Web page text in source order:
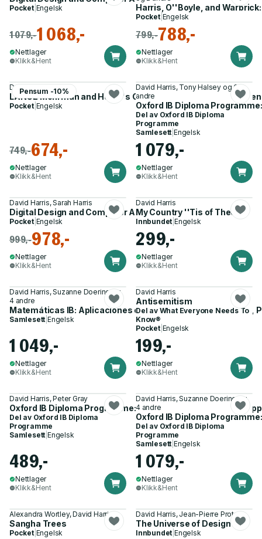
Pocket| Engelsk
1 079,-1 068,-
Nettlager
Klikk&Hent
Harris, O''Boyle, and
Pocket| Engelsk
799,-788,-
Nettlager
Klikk&Hent
Pensum -10%
David Harris
LANGE Mohrman and Heller's Cardiovascular Physiology,
Pocket| Engelsk
749,-674,-
Nettlager
Klikk&Hent
David Harris, Tony Halsey og 6
andre
Oxford IB Diploma
Del av Oxford IB Diploma
Programme
Samlesett |Engelsk
1 079,-
Nettlager
Klikk&Hent
David Harris, Sarah Harris
Digital Design and Computer Architecture
Pocket| Engelsk
999,-978,-
Nettlager
Klikk&Hent
David Harris
My Country ''Tis of Thee
Innbundet |Engelsk
299,-
Nettlager
Klikk&Hent
David Harris, Suzanne Doering og
4 andre
Matemáticas IB: Aplicaciones e Interpretación, Nivel Medio,
Samlesett |Engelsk
1 049,-
Nettlager
Klikk&Hent
David Harris
Antisemitism
Del av What Everyone Needs To
Know®
Pocket| Engelsk
199,-
Nettlager
Klikk&Hent
David Harris, Peter Gray
Oxford IB Diploma Programme: IB Prepared: Mathematics
Del av Oxford IB Diploma
Programme
Samlesett |Engelsk
489,-
Nettlager
Klikk&Hent
David Harris, Suzanne Doering og
4 andre
Oxford IB Diploma
Del av Oxford IB Diploma
Programme
Samlesett |Engelsk
1 079,-
Nettlager
Klikk&Hent
Alexandra Wortley, David Harris
Sangha Trees
Pocket| Engelsk
David Harris, Jean-Pierre Protzen
The Universe of Design
Innbundet |Engelsk